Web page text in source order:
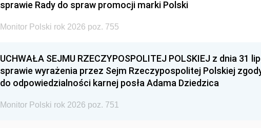
sprawie Rady do spraw promocji marki Polski
Monitor Polski rok 2026 poz. 755
UCHWAŁA SEJMU RZECZYPOSPOLITEJ POLSKIEJ z dnia 31
sprawie wyrażenia przez Sejm Rzeczypospolitej Polskiej
do odpowiedzialności karnej posła Adama Dziedzica
Monitor Polski rok 2026 poz. 751